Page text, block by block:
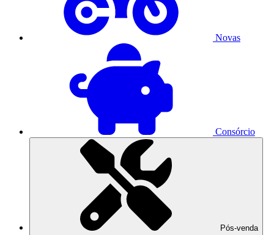
Novas
Consórcio
Pós-venda